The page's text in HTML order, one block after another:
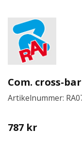
Com. cross-
Artikelnummer:
787 kr